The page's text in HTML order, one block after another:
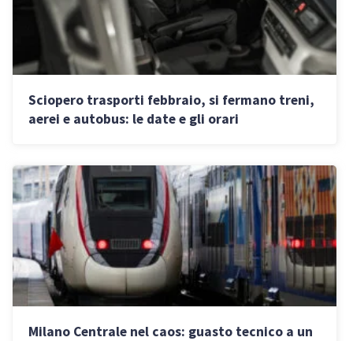
Sciopero trasporti febbraio, si fermano treni,
aerei e autobus: le date e gli orari
Milano Centrale nel caos: guasto tecnico a un